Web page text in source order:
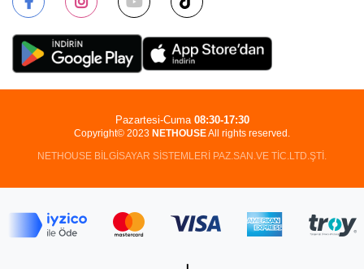
Copyright© 2023 NETHOUSEAll rights reserved.
NETHOUSE BİLGİSAYAR SİSTEMLERİ PAZ.SAN.VE TİC.LTD.ŞTİ.
Pazartesi-Cuma 08:30-17:30